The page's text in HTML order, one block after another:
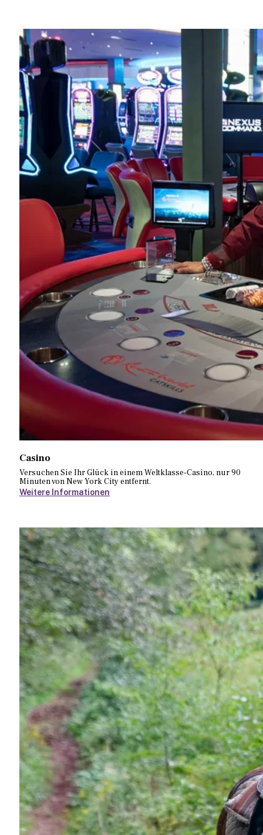
Casino
Versuchen Sie Ihr Glück in einem Weltklasse-Casino, nur 90
Minuten von New York City entfernt.
Weitere Informationen